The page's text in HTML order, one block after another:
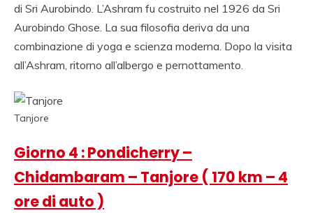
di Sri Aurobindo. L’Ashram fu costruito nel 1926 da Sri
Aurobindo Ghose. La sua filosofia deriva da una
combinazione di yoga e scienza moderna. Dopo la visita
all’Ashram, ritorno all’albergo e pernottamento.
Tanjore
Giorno 4 : Pondicherry –
Chidambaram – Tanjore ( 170 km – 4
ore di auto )